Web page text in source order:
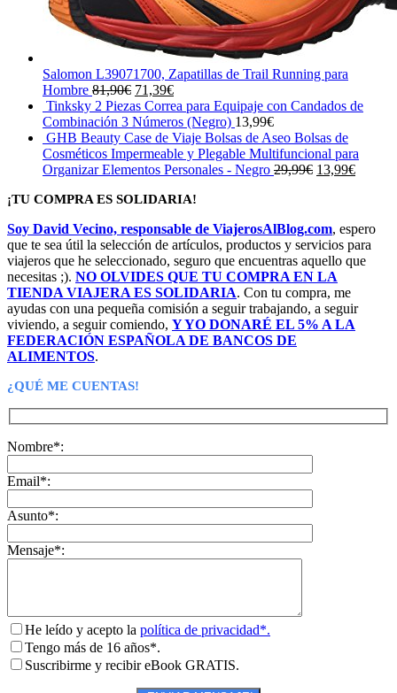
Salomon L39071700, Zapatillas de Trail Running para
Hombre 81,90€ El
precio
original
era:
81,90€.
71,39€El
precio
actual
es:
71,39€.
Tinksky 2 Piezas Correa para Equipaje con Candados de
Combinación 3 Números (Negro) 13,99€
GHB Beauty Case de Viaje Bolsas de Aseo Bolsas de
Cosméticos Impermeable y Plegable Multifuncional para
Organizar Elementos Personales - Negro 29,99€ El
29,99€.
13,99€El
13,99€.
¡TU COMPRA ES SOLIDARIA!
Soy David Vecino, responsable de ViajerosAlBlog.com, espero
que te sea útil la selección de artículos, productos y servicios para
viajeros que he seleccionado, seguro que encuentras aquello que
necesitas ;). NO OLVIDES QUE TU COMPRA EN LA
TIENDA VIAJERA ES SOLIDARIA. Con tu compra, me
ayudas con una pequeña comisión a seguir trabajando, a seguir
viviendo, a seguir comiendo, Y YO DONARÉ EL 5% A LA
FEDERACIÓN ESPAÑOLA DE BANCOS DE
ALIMENTOS.
¿QUÉ ME CUENTAS!
Nombre*:
Email*:
Asunto*:
Mensaje*:
He leído y acepto la política de privacidad*.
Tengo más de 16 años*.
Suscribirme y recibir eBook GRATIS.